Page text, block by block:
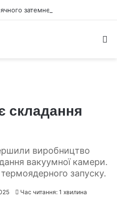
складання
виробництво
вакуумної камери.
запуску.
Час читання: 1 хвилина